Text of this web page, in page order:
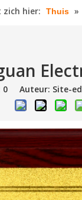
zich hier: Thuis »
0 Auteur: Site-